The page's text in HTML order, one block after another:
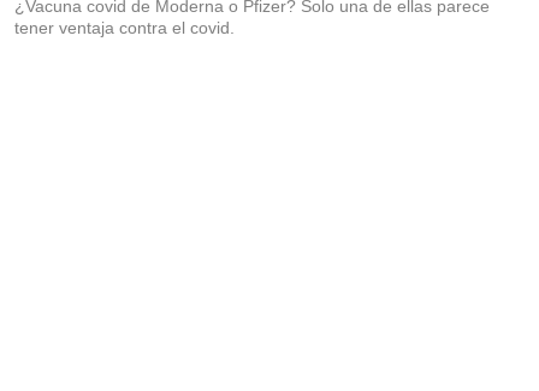
¿Vacuna covid de Moderna o Pfizer? Solo una de ellas parece
tener ventaja contra el covid.